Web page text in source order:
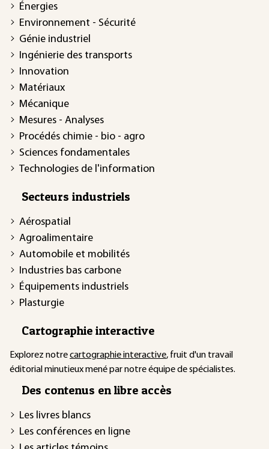
Énergies
Environnement - Sécurité
Génie industriel
Ingénierie des transports
Innovation
Matériaux
Mécanique
Mesures - Analyses
Procédés chimie - bio - agro
Sciences fondamentales
Technologies de l'information
Secteurs industriels
Aérospatial
Agroalimentaire
Automobile et mobilités
Industries bas carbone
Équipements industriels
Plasturgie
Cartographie interactive
Explorez notrecartographie interactive, fruit d'un travail
éditorial minutieux mené par notre équipe de spécialistes.
Des contenus en libre accès
Les livres blancs
Les conférences en ligne